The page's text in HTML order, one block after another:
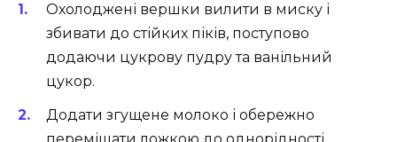
Охолоджені вершки вилити в миску і
збивати до стійких піків, поступово
додаючи цукрову пудру та ванільний
цукор.
Додати згущене молоко і обережно